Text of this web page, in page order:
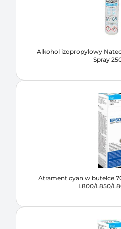
Alkohol izopropylowy
Spray
Atrament cyan w butelce
L800/L850/